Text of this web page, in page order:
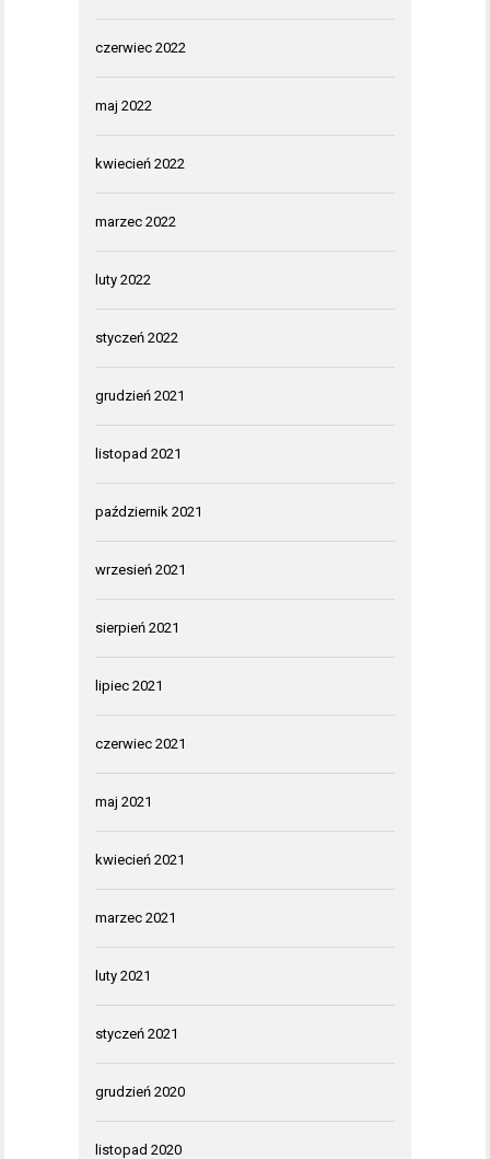
czerwiec 2022
maj 2022
kwiecień 2022
marzec 2022
luty 2022
styczeń 2022
grudzień 2021
listopad 2021
październik 2021
wrzesień 2021
sierpień 2021
lipiec 2021
czerwiec 2021
maj 2021
kwiecień 2021
marzec 2021
luty 2021
styczeń 2021
grudzień 2020
listopad 2020